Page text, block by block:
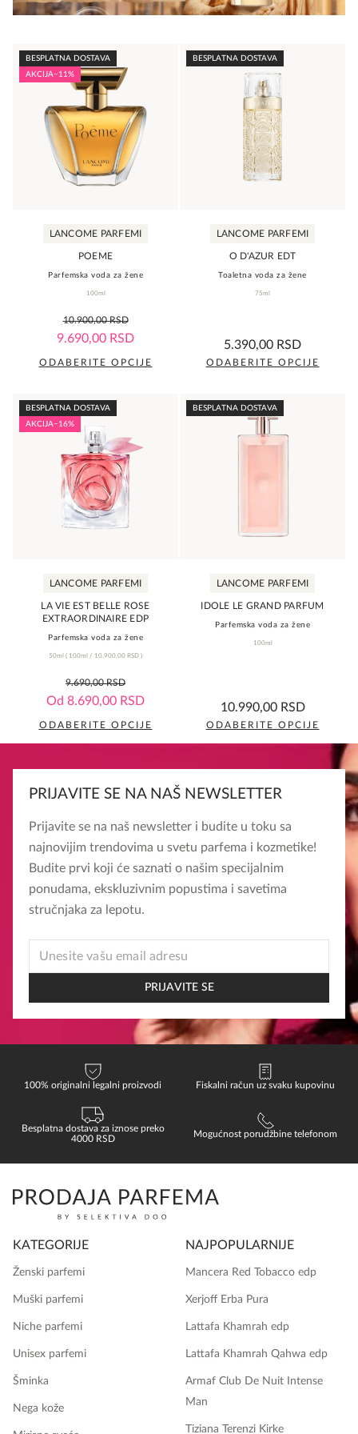
na
proizvoda.
na
proizvoda.
BESPLATNA DOSTAVA
AKCIJA−11%
LANCOME PARFEMI
POEME
Parfemska voda za žene
100ml
0,0
rating
10.900,00RSD
9.690,00 RSD
ODABERITE OPCIJE
proizvod
ima
više
varijanti.
Opcije
mogu
biti
stranici
proizvoda.
BESPLATNA DOSTAVA
LANCOME PARFEMI
O D'AZUR EDT
Toaletna voda za žene
75ml
0,0
rating
5.390,00 RSD
ODABERITE OPCIJE
proizvod
ima
više
Opcije
stranici
proizvoda.
BESPLATNA DOSTAVA
AKCIJA−16%
LANCOME PARFEMI
LA VIE EST BELLE ROSE
EXTRAORDINAIRE EDP
Parfemska voda za žene
50ml ( 100ml / 10.900,00 RSD
0,0
rating
9.690,00RSD
Od 8.690,00 RSD
ODABERITE OPCIJE
Ovaj
više
varijanti.
Opcije
mogu
biti
izabrane
stranici
proizvoda.
BESPLATNA DOSTAVA
LANCOME PARFEMI
IDOLE LE GRAND PARFUM
Parfemska voda za žene
100ml
0,0
rating
10.990,00 RSD
ODABERITE OPCIJE
Ovaj
više
varijanti.
Opcije
mogu
biti
proizvoda.
PRIJAVITE SE NA NAŠ NEWSLETTER
Prijavite se na naš newsletter i budite u toku sa
najnovijim trendovima u svetu parfema i kozmetike!
Budite prvi koji će saznati o našim specijalnim
ponudama, ekskluzivnim popustima i savetima
stručnjaka za lepotu.
PRIJAVITE SE
100% originalni legalni proizvodi Fiskalni račun uz svaku kupovinu
Besplatna dostava za iznose preko
4000 RSD
Mogućnost porudžbine telefonom
KATEGORIJE
Ženski parfemi
Muški parfemi
Niche parfemi
Unisex parfemi
Šminka
Nega kože
NAJPOPULARNIJE
Mancera Red Tobacco edp
Xerjoff Erba Pura
Lattafa Khamrah edp
Lattafa Khamrah Qahwa edp
Armaf Club De Nuit Intense
Man
Tiziana Terenzi Kirke